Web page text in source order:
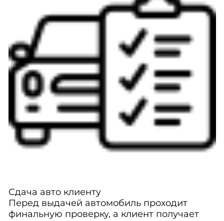
Сдача авто клиенту
Перед выдачей автомобиль проходит
финальную проверку, а клиент получает